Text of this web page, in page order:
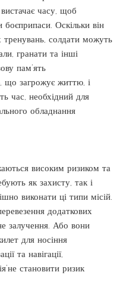
часу, щоб
Оскільки він
тренувань, солдати можуть
гранати та інші
пам’ять
що загрожує життю, і
час, необхідний для
обладнання
високим ризиком та
як захисту, так і
виконати ці типи місій.
додаткових
залучення. Або вони
для носіння
та навігації,
становити ризик